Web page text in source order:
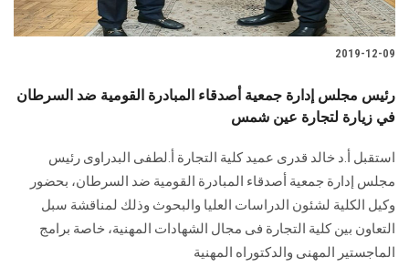
2019-12-09
رئيس مجلس إدارة جمعية أصدقاء المبادرة القومية ضد السرطان
في زيارة لتجارة عين شمس
استقبل أ.د خالد قدرى عميد كلية التجارة أ.لطفى البدراوى رئيس
مجلس إدارة جمعية أصدقاء المبادرة القومية ضد السرطان، بحضور
وكيل الكلية لشئون الدراسات العليا والبحوث وذلك لمناقشة سبل
التعاون بين كلية التجارة فى مجال الشهادات المهنية، خاصة برامج
الماجستير المهنى والدكتوراه المهنية